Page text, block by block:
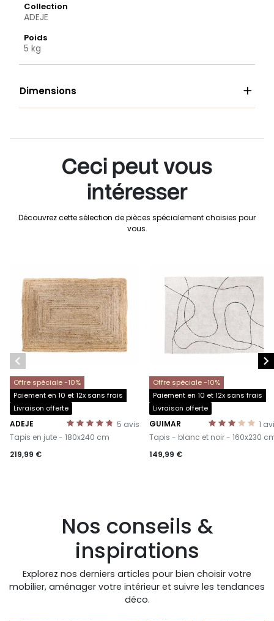
Collection
ADEJE
Poids
5 kg
Dimensions 
Ceci peut vous
intéresser
Découvrez cette sélection de pièces spécialement choisies pour
vous.
Offre spéciale -10%
Paiement en 10 et 12x sans frais
Livraison offerte
5 avis
ADEJE
-
Tapis en jute - 180x240 cm
219,99 €
Offre spéciale -10%
Paiement en 10 et 12x sans frais
Livraison offerte
1
GUIMAR
-
Tapis - blanc et noir - 160x230
149,99 €
 
Nos conseils &
inspirations
Explorez nos derniers articles pour bien choisir votre
mobilier, aménager votre intérieur et suivre les tendances
déco.